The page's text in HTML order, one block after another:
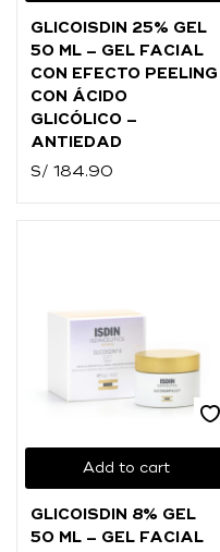
GLICOISDIN 25% GEL
50 ML – GEL FACIAL
CON EFECTO PEELING
CON ÁCIDO
GLICÓLICO –
ANTIEDAD
S/ 184.90
Add to cart
GLICOISDIN 8% GEL
50 ML – GEL FACIAL